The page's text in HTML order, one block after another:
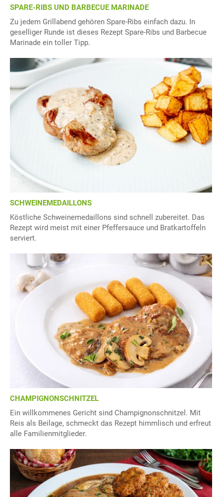
SPARE-RIBS UND BARBECUE MARINADE
Zu jedem Grillabend gehören Spare-Ribs einfach dazu. In
geselliger Runde ist dieses Rezept Spare-Ribs und Barbecue
Marinade ein toller Tipp.
SCHWEINEMEDAILLONS
Köstliche Schweinemedaillons sind schnell zubereitet. Das
Rezept wird meist mit einer Pfeffersauce und Bratkartoffeln
serviert.
CHAMPIGNONSCHNITZEL
Ein willkommenes Gericht sind Champignonschnitzel. Mit
Reis als Beilage, schmeckt das Rezept himmlisch und erfreut
alle Familienmitglieder.